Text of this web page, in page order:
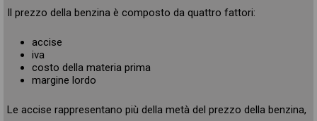
Il prezzo della benzina è composto da quattro fattori:
accise
iva
costo della materia prima
margine lordo
Le accise rappresentano più della metà del prezzo della benzina,